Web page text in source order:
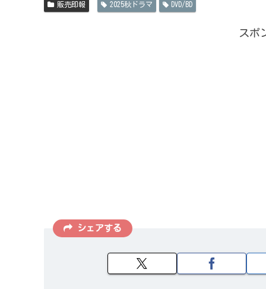
販売即報 2025秋ドラマ DVD/BD
スポ
シェアする